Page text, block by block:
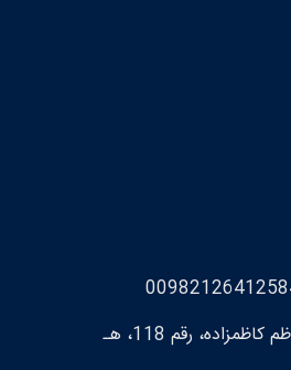
باكو، شارع كاظم كاظمزاده، رقم 118، هـ